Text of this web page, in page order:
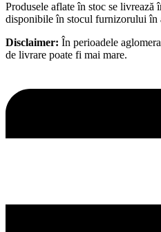
Produsele aflate în stoc se livrează
disponibile în stocul furnizorului în
Disclaimer: În perioadele
de livrare poate fi mai mare.